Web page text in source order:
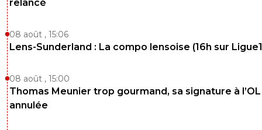
relancé
08 août , 15:06
Lens-Sunderland : La compo lensoise (16h sur
08 août , 15:00
Thomas Meunier trop gourmand, sa signature à l’OL
annulée